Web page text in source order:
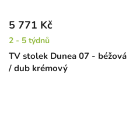
TV stolek Dunea 07 - béžová
/ dub krémový
5 771 Kč
2 - 5 týdnů